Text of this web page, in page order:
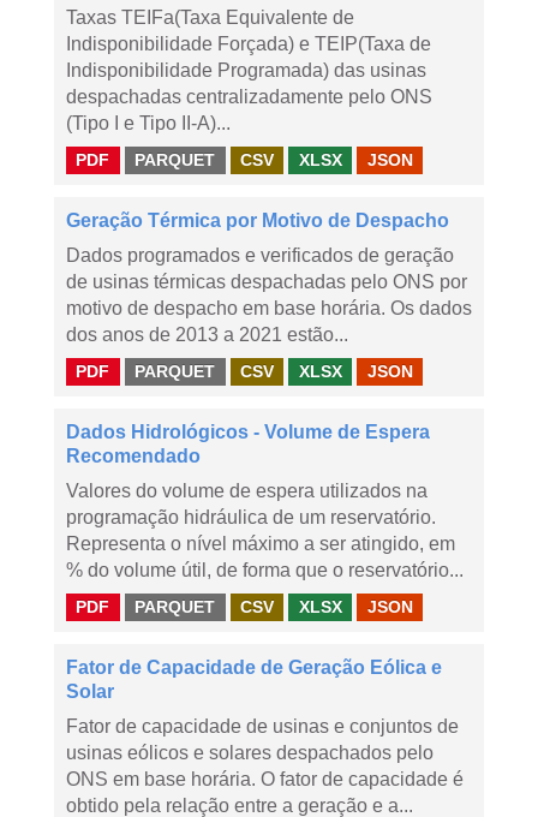
Taxas TEIFa(Taxa Equivalente de
Indisponibilidade Forçada) e TEIP(Taxa de
Indisponibilidade Programada) das usinas
despachadas centralizadamente pelo ONS
(Tipo I e Tipo II-A)...
PDF PARQUET CSV XLSX JSON
Geração Térmica por Motivo de Despacho
Dados programados e verificados de geração
de usinas térmicas despachadas pelo ONS por
motivo de despacho em base horária. Os dados
dos anos de 2013 a 2021 estão...
PDF PARQUET CSV XLSX JSON
Dados Hidrológicos - Volume de Espera
Recomendado
Valores do volume de espera utilizados na
programação hidráulica de um reservatório.
Representa o nível máximo a ser atingido, em
% do volume útil, de forma que o reservatório...
PDF PARQUET CSV XLSX JSON
Fator de Capacidade de Geração Eólica e
Solar
Fator de capacidade de usinas e conjuntos de
usinas eólicos e solares despachados pelo
ONS em base horária. O fator de capacidade é
obtido pela relação entre a geração e a...